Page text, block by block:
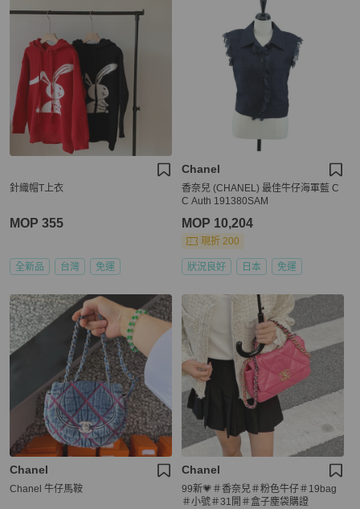
針織帽T上衣
MOP 355
全新品 台灣 免運
Chanel
香奈兒 (CHANEL) 最佳牛仔海軍藍 C
C Auth 191380SAM
MOP 10,204
現折 200
狀況良好 日本 免運
Chanel
Chanel 牛仔馬鞍
Chanel
99新💗＃香奈兒＃粉色牛仔＃19bag
＃小號＃31開＃盒子塵袋購證